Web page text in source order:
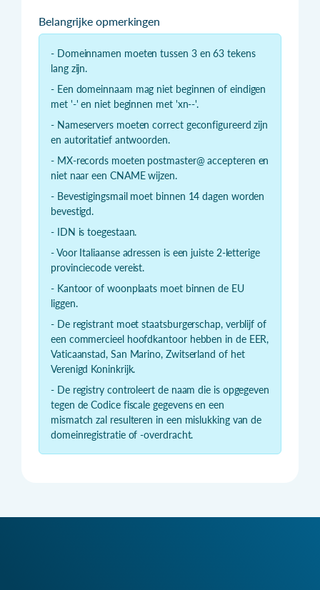
Belangrijke opmerkingen
- Domeinnamen moeten tussen 3 en 63 tekens
lang zijn.
- Een domeinnaam mag niet beginnen of eindigen
met '-' en niet beginnen met 'xn--'.
- Nameservers moeten correct geconfigureerd zijn
en autoritatief antwoorden.
- MX-records moeten postmaster@ accepteren en
niet naar een CNAME wijzen.
- Bevestigingsmail moet binnen 14 dagen worden
bevestigd.
- IDN is toegestaan.
- Voor Italiaanse adressen is een juiste 2-letterige
provinciecode vereist.
- Kantoor of woonplaats moet binnen de EU
liggen.
- De registrant moet staatsburgerschap, verblijf of
een commercieel hoofdkantoor hebben in de EER,
Vaticaanstad, San Marino, Zwitserland of het
Verenigd Koninkrijk.
- De registry controleert de naam die is opgegeven
tegen de Codice fiscale gegevens en een
mismatch zal resulteren in een mislukking van de
domeinregistratie of -overdracht.